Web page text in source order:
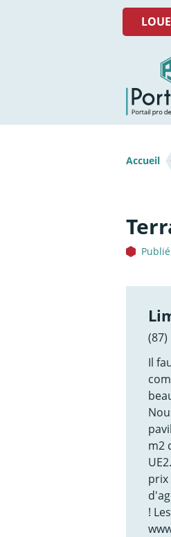
Menu
d'Ariane
Accueil
(87)
Il
m2
prix
!